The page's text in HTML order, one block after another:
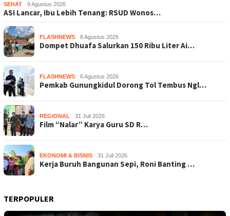
SEHAT 9 Agustus 2026
ASI Lancar, Ibu Lebih Tenang: RSUD Wonos…
FLASHNEWS 8 Agustus 2026
Dompet Dhuafa Salurkan 150 Ribu Liter Ai…
FLASHNEWS 6 Agustus 2026
Pemkab Gunungkidul Dorong Tol Tembus Ngl…
REGIONAL 31 Juli 2026
Film “Nalar” Karya Guru SD R…
EKONOMI & BISNIS 31 Juli 2026
Kerja Buruh Bangunan Sepi, Roni Banting …
TERPOPULER